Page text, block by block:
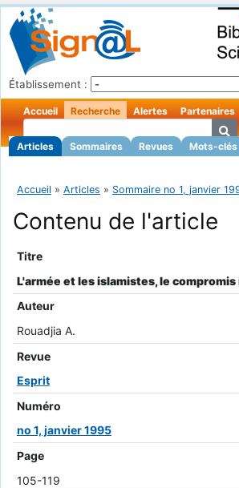
Établissement :
Accueil Recherche
Articles Sommaires Revues Mots-clés
Alertes Partenaires
Accueil » Articles » Sommaire no 1, janvier
Contenu de l'article
Titre
L'armée et les islamistes, le
Auteur
Rouadjia A.
Revue
Esprit
Numéro
no 1, janvier 1995
Page
105-119